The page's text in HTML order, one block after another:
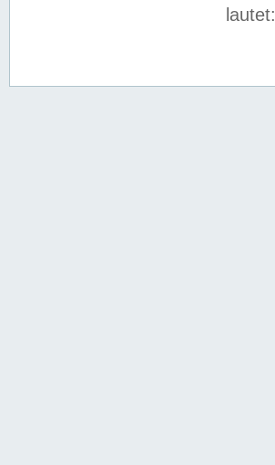
lautet: